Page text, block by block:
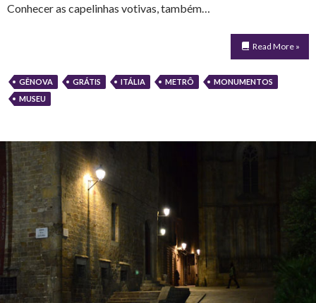
Conhecer as capelinhas votivas, também…
Read More »
GÊNOVA GRÁTIS ITÁLIA METRÔ
MONUMENTOS
MUSEU